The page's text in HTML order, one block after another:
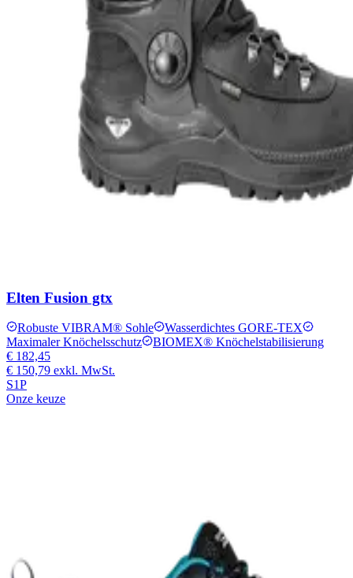
Elten Fusion gtx
Robuste VIBRAM® Sohle
Wasserdichtes GORE-TEX
Maximaler Knöchelsschutz
BIOMEX® Knöchelstabilisierung
€ 182,45
€ 150,79 exkl. MwSt.
S1P
Onze keuze